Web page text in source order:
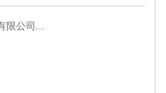
限公司...